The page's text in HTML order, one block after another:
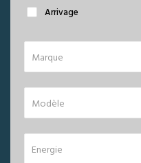
Arrivage
Marque
Modèle
Energie